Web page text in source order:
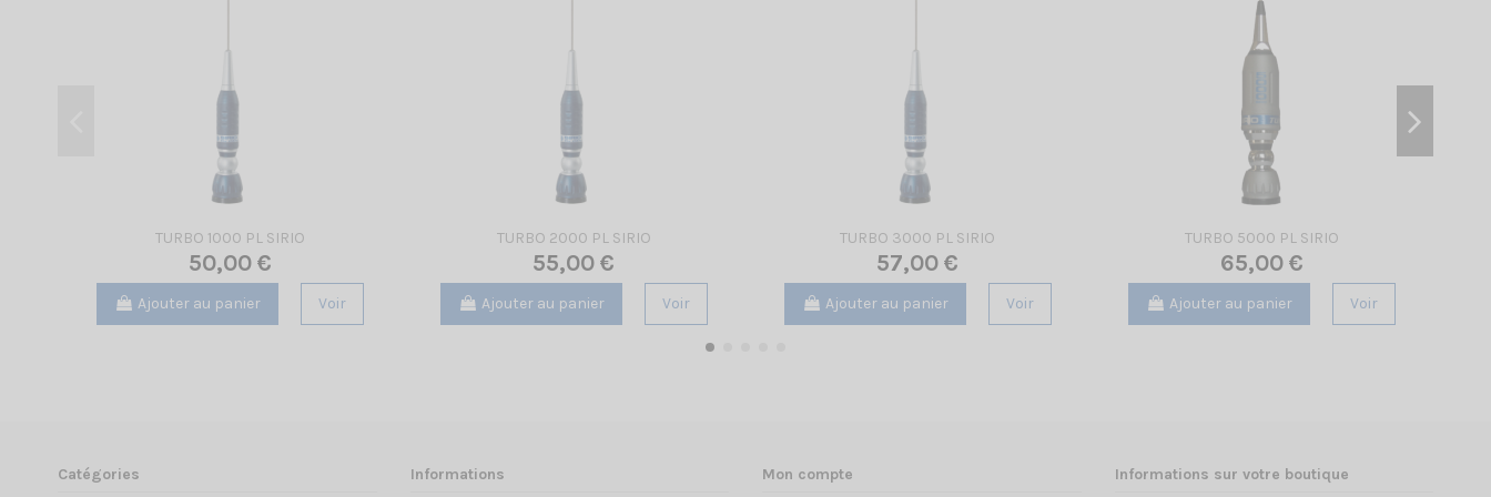
TURBO 1000 PL SIRIO
50,00 €
Ajouter au panier Voir
TURBO 2000 PL SIRIO
55,00 €
Ajouter au panier Voir
TURBO 3000 PL SIRIO
57,00 €
Ajouter au panier Voir
TURBO 5000 PL SIRIO
65,00 €
Ajouter au panier Voir
Catégories Informations Mon compte Informations sur votre boutique